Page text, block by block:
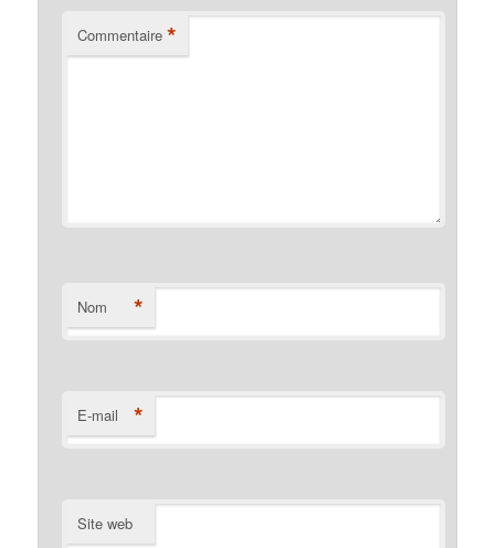
Commentaire *
Nom *
E-mail *
Site web